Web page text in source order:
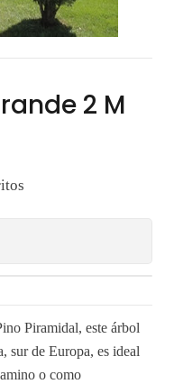
2 M
Piramidal, este árbol
sur de Europa, es ideal
o como